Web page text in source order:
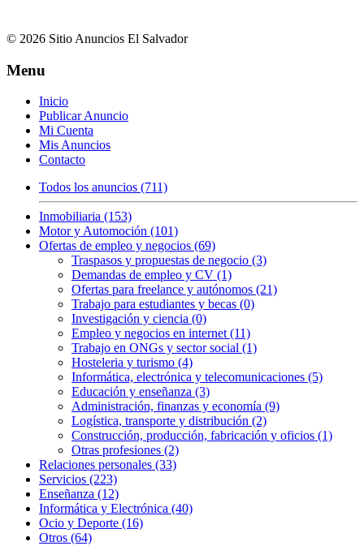
© 2026 Sitio Anuncios El Salvador
Menu
Inicio
Publicar Anuncio
Mi Cuenta
Mis Anuncios
Contacto
Todos los anuncios (711)
Inmobiliaria (153)
Motor y Automoción (101)
Ofertas de empleo y negocios (69)
Traspasos y propuestas de negocio (3)
Demandas de empleo y CV (1)
Ofertas para freelance y autónomos (21)
Trabajo para estudiantes y becas (0)
Investigación y ciencia (0)
Empleo y negocios en internet (11)
Trabajo en ONGs y sector social (1)
Hosteleria y turismo (4)
Informática, electrónica y telecomunicaciones (5)
Educación y enseñanza (3)
Administración, finanzas y economía (9)
Logística, transporte y distribución (2)
Construcción, producción, fabricación y oficios (1)
Otras profesiones (2)
Relaciones personales (33)
Servicios (223)
Enseñanza (12)
Informática y Electrónica (40)
Ocio y Deporte (16)
Otros (64)